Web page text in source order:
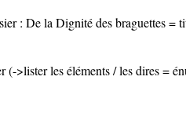
: De la Dignité des braguettes =
(->lister les éléments / les dires =